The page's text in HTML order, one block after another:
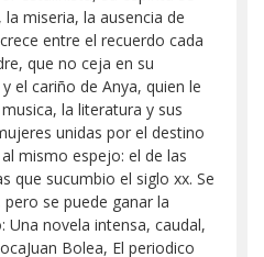
miseria, la ausencia de
entre el recuerdo cada
que no ceja en su
el cariño de Anya, quien le
la literatura y sus
unidas por el destino
mismo espejo: el de las
que sucumbio el siglo xx. Se
se puede ganar la
Una novela intensa, caudal,
Bolea, El periodico